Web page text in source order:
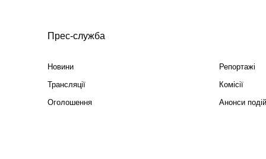
Прес-служба
Новини
Репортажі
Трансляції
Комісії
Оголошення
Анонси подій